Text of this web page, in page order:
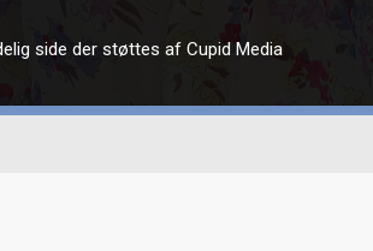
side der støttes af Cupid Media